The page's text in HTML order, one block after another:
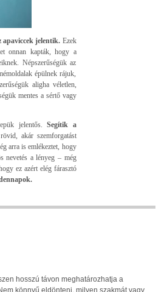
apaviccek jelentik. Ezek
onnan kapták, hogy a
Népszerűségük az
épülnek rájuk,
aligha véletlen,
mentes a sértő vagy
jelentős.Segítik a
akár szemforgatást
arra is emlékeztet, hogy
nevetés a lényeg – még
ez azért elég fárasztó
hosszú távon meghatározhatja a